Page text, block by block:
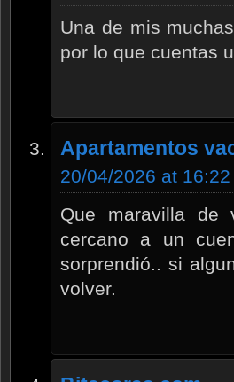
Una de mis
por lo que cuentas
Apartamentos
20/04/2026 at 16:22
Que maravilla
cercano a un
sorprendió.. si
volver.